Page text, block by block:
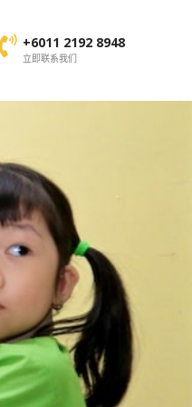
+6011 2192 8948
立即联系我们